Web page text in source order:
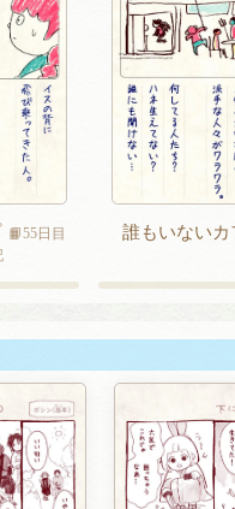
📙55日目
誰もいないカ